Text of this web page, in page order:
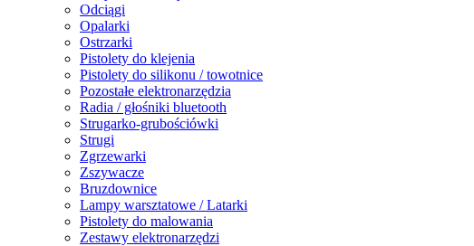
Odciągi
Opalarki
Ostrzarki
Pistolety do klejenia
Pistolety do silikonu / towotnice
Pozostałe elektronarzędzia
Radia / głośniki bluetooth
Strugarko-grubościówki
Strugi
Zgrzewarki
Zszywacze
Bruzdownice
Lampy warsztatowe / Latarki
Pistolety do malowania
Zestawy elektronarzędzi